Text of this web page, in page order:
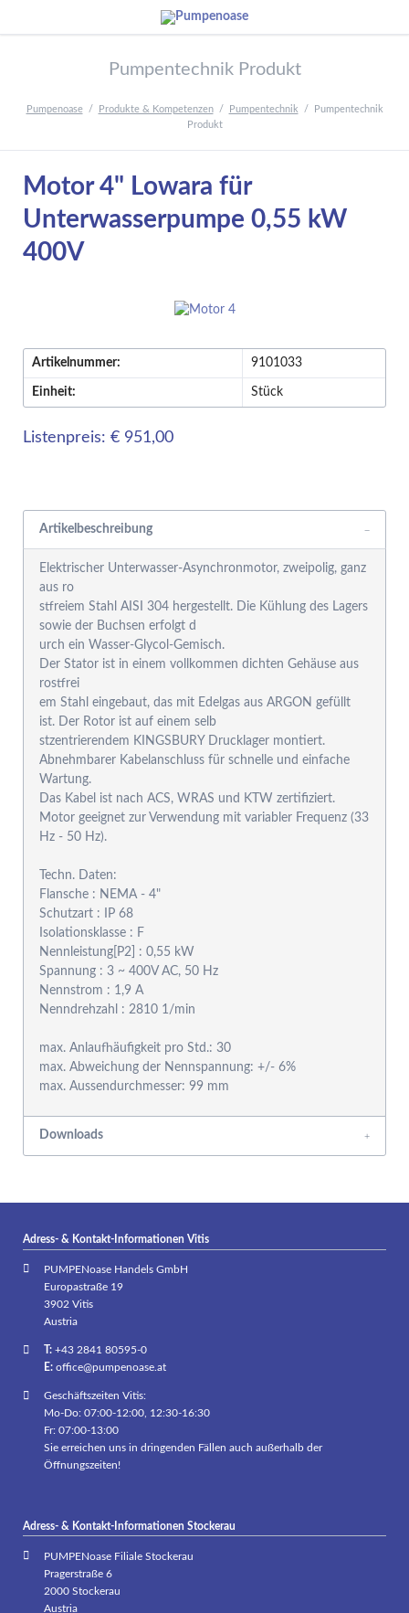
Pumpentechnik Produkt
Pumpenoase Produkte & Kompetenzen Pumpentechnik
Pumpentechnik
Produkt
Motor 4" Lowara für
Unterwasserpumpe 0,55 kW
400V
Artikelnummer: 9101033
Einheit: Stück
Listenpreis: € 951,00
Artikelbeschreibung
Elektrischer Unterwasser-Asynchronmotor, zweipolig, ganz
aus ro
stfreiem Stahl AISI 304 hergestellt. Die Kühlung des Lagers
sowie der Buchsen erfolgt d
urch ein Wasser-Glycol-Gemisch.
Der Stator ist in einem vollkommen dichten Gehäuse aus
rostfrei
em Stahl eingebaut, das mit Edelgas aus ARGON gefüllt
ist. Der Rotor ist auf einem selb
stzentrierendem KINGSBURY Drucklager montiert.
Abnehmbarer Kabelanschluss für schnelle und einfache
Wartung.
Das Kabel ist nach ACS, WRAS und KTW zertifiziert.
Motor geeignet zur Verwendung mit variabler Frequenz (33
Hz - 50 Hz).
Techn. Daten:
Flansche : NEMA - 4"
Schutzart : IP 68
Isolationsklasse : F
Nennleistung[P2] : 0,55 kW
Spannung : 3 ~ 400V AC, 50 Hz
Nennstrom : 1,9 A
Nenndrehzahl : 2810 1/min
max. Anlaufhäufigkeit pro Std.: 30
max. Abweichung der Nennspannung: +/- 6%
Downloads
Adress- & Kontakt-Informationen Vitis
PUMPENoase Handels GmbH
Europastraße 19
3902 Vitis
Austria
T:+43 2841 80595-0
E: office@pumpenoase.at
Geschäftszeiten Vitis:
Mo-Do: 07:00-12:00, 12:30-16:30
Fr: 07:00-13:00
Sie erreichen uns in dringenden Fällen auch außerhalb der
Öffnungszeiten!
Adress- & Kontakt-Informationen Stockerau
PUMPENoase Filiale Stockerau
Pragerstraße 6
2000 Stockerau
Austria